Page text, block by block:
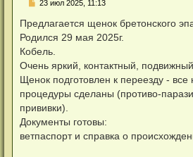
Н
п
р
о
и
т
н
н
е
с
о
23 июл 2025, 11:13
Предлагается щенок бретонского
Родился 29 мая 2025г.
Кобель.
Очень яркий, контактный,
Щенок подготовлен к переезду -
процедуры сделаны (противо-
прививки).
Документы готовы:
ветпаспорт и справка о